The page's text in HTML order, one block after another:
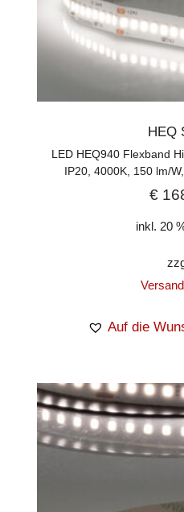
HEQ
LED HEQ940 Flexband
IP20, 4000K, 150 lm/
€
inkl. 20
Auf die